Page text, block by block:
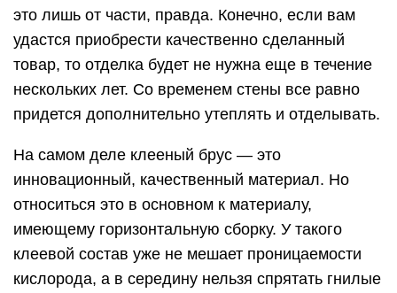
это лишь от части, правда. Конечно, если вам
удастся приобрести качественно сделанный
товар, то отделка будет не нужна еще в течение
нескольких лет. Со временем стены все равно
придется дополнительно утеплять и отделывать.
На самом деле клееный брус — это
инновационный, качественный материал. Но
относиться это в основном к материалу,
имеющему горизонтальную сборку. У такого
клеевой состав уже не мешает проницаемости
кислорода, а в середину нельзя спрятать гнилые